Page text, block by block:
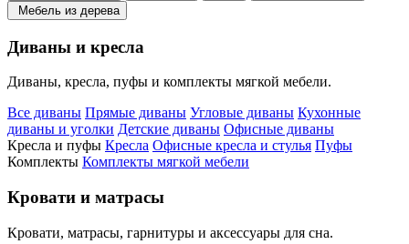
Мебель из дерева
Диваны и кресла
Диваны, кресла, пуфы и комплекты мягкой мебели.
Все диваны Прямые диваны Угловые диваны Кухонные
диваны и уголки Детские диваны Офисные диваны
Кресла и пуфы Кресла Офисные кресла и стулья Пуфы
Комплекты Комплекты мягкой мебели
Кровати и матрасы
Кровати, матрасы, гарнитуры и аксессуары для сна.